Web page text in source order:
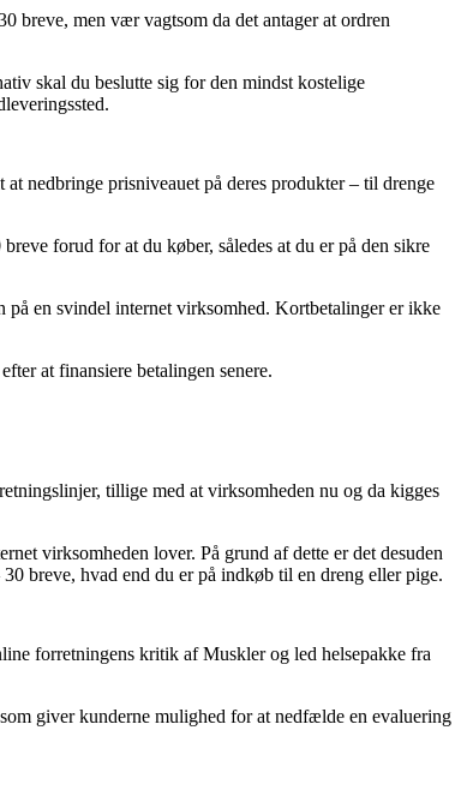
breve, men vær vagtsom da det antager at ordren
skal du beslutte sig for den mindst kostelige
nedbringe prisniveauet på deres produkter – til drenge
forud for at du køber, således at du er på den sikre
en svindel internet virksomhed. Kortbetalinger er ikke
at finansiere betalingen senere.
tillige med at virksomheden nu og da kigges
virksomheden lover. På grund af dette er det desuden
breve, hvad end du er på indkøb til en dreng eller pige.
forretningens kritik af Muskler og led helsepakke fra
giver kunderne mulighed for at nedfælde en evaluering